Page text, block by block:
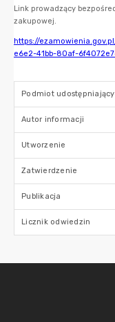
Podmiot udostępniający
Autor informacji
Utworzenie
Zatwierdzenie
Publikacja
Licznik odwiedzin